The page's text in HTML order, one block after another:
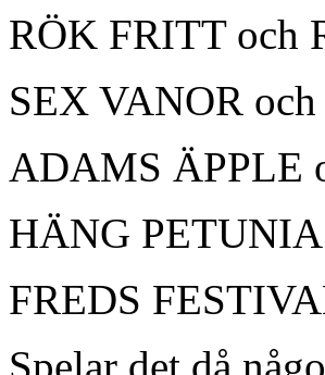
RÖK FRITT och
SEX VANOR
ADAMS ÄPPLE
HÄNG
FREDS